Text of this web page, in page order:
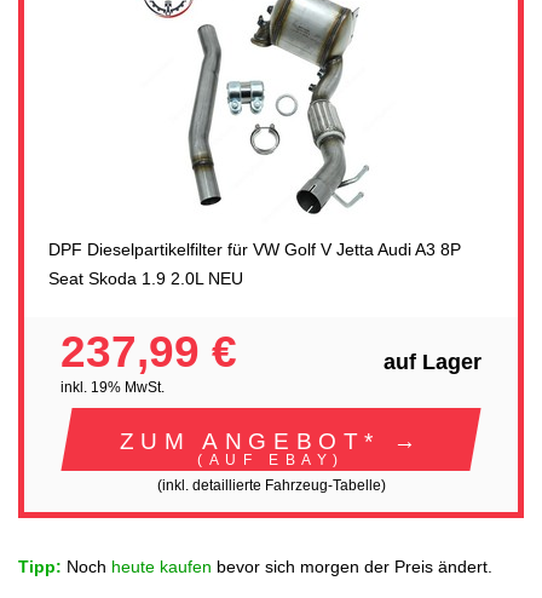
DPF Dieselpartikelfilter für VW Golf V Jetta Audi A3 8P
Seat Skoda 1.9 2.0L NEU
237,99 €
inkl. 19% MwSt.
auf Lager
ZUM ANGEBOT* →
(AUF EBAY)
(inkl. detaillierte Fahrzeug-Tabelle)
Tipp: Noch heute kaufen bevor sich morgen der Preis ändert.